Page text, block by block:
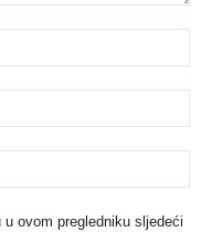
ovom pregledniku sljedeći